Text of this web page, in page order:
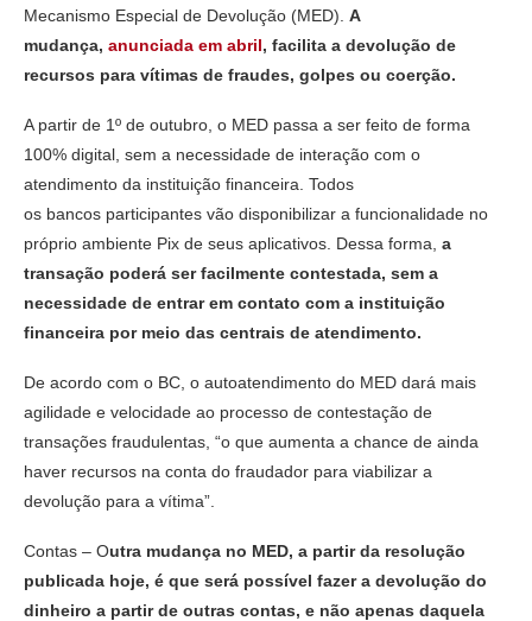
Mecanismo Especial de Devolução (MED). A
mudança, anunciada em abril, facilita a devolução de
recursos para vítimas de fraudes, golpes ou coerção.
A partir de 1º de outubro, o MED passa a ser feito de forma
100% digital, sem a necessidade de interação com o
atendimento da instituição financeira. Todos
os bancos participantes vão disponibilizar a funcionalidade no
próprio ambiente Pix de seus aplicativos. Dessa forma, a
transação poderá ser facilmente contestada, sem a
necessidade de entrar em contato com a instituição
financeira por meio das centrais de atendimento.
De acordo com o BC, o autoatendimento do MED dará mais
agilidade e velocidade ao processo de contestação de
transações fraudulentas, “o que aumenta a chance de ainda
haver recursos na conta do fraudador para viabilizar a
devolução para a vítima”.
Contas – Outra mudança no MED, a partir da resolução
publicada hoje, é que será possível fazer a devolução do
dinheiro a partir de outras contas, e não apenas daquela